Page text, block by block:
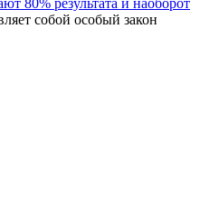
собой особый закон